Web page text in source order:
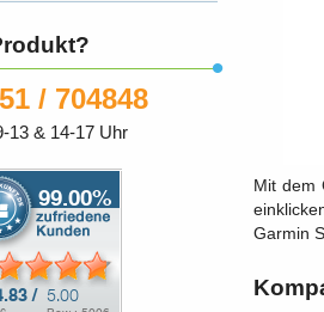
Mit dem
Garmin
/ 704848
13 & 14-17 Uhr